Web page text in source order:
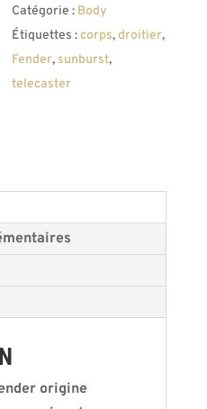
v
e
:
Catégorie : Body
Étiquettes :corps,droitier,
Fender, sunburst,
telecaster
origine